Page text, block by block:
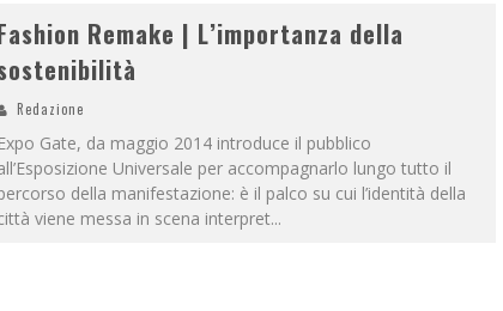
Remake | L’importanza della
Redazione
Expo Gate, da maggio 2014 introduce il pubblico
Universale per accompagnarlo lungo tutto il
della manifestazione: è il palco su cui l’identità della
viene messa in scena interpret...